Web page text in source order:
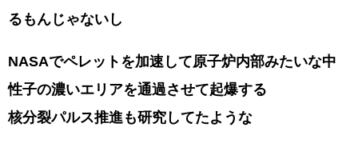
るもんじゃないし
NASAでペレットを加速して原子炉内部みたいな中
性子の濃いエリアを通過させて起爆する
核分裂パルス推進も研究してたような